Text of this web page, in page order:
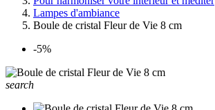
Lampes d'ambiance
Boule de cristal Fleur de Vie 8 cm
-5%
search